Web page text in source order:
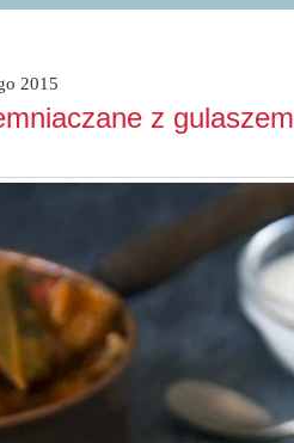
2015
z gulaszem